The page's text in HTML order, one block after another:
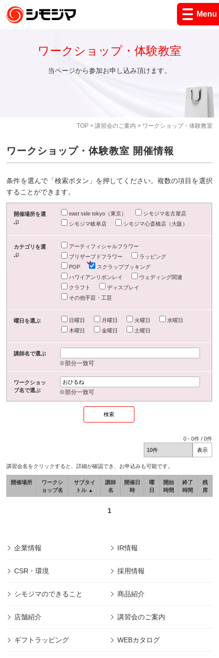
Menu
TOP> 講習会のご案内 > ワークショップ・体験教室
ワークショップ・体験教室
当ページから参加お申し込み頂けます。
ワークショップ・体験教室 開催情報
条件を選んで「検索ボタン」を押してください。複数の項目を選択
することができます。
開催場所を選
ぶ
east side tokyo（東京）
シモジマ名古屋店
シモジマ岐阜店
シモジマ心斎橋店（大阪）
カテゴリを選
ぶ
アーティフィシャルフラワー
プリザーブドフラワー
ラッピング
POP
スクラップブッキング
ハワイアンリボンレイ
ウェディング関連
クラフト
ディスプレイ
その他手芸・工芸
曜日を選ぶ 日曜日 月曜日 火曜日
水曜日
木曜日
金曜日 土曜日
講師名で選ぶ
※部分一致可
ワークショッ
プ名で選ぶ
※部分一致可
0 -0件 /0件
講習会名をクリックすると、詳細が確認でき、お申込みも可能です。
開催場所
ワークシ
ョップ名
サブタイ
トル ▲
講師
名
開催日
時
曜
日
開始
時間
終了
時間
残
席
1
企業情報 IR情報
CSR・環境 採用情報
シモジマのできること 商品紹介
店舗紹介 講習会のご案内
ギフトラッピング WEBカタログ